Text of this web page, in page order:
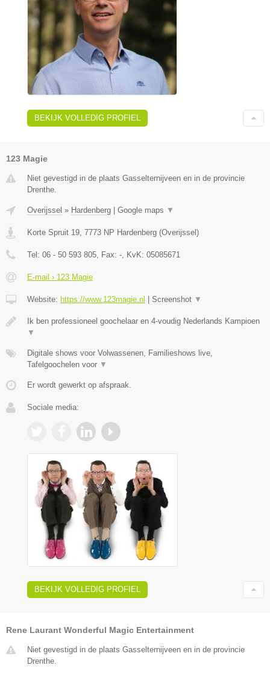
BEKIJK VOLLEDIG PROFIEL
123 Magie
Niet gevestigd in de plaats Gasselternijveen en in de provincie
Drenthe.
Overijssel » Hardenberg Google maps ▼
Korte Spruit 19, 7773 NP Hardenberg (Overijssel )
Tel: 06 - 50 593 805, Fax: -, KvK: 05085671
E-mail › 123 Magie
Website: https://www.123magie.nl Screenshot ▼
Ik ben professioneel goochelaar en 4-voudig Nederlands Kampioen
▼
Digitale shows voor Volwassenen, Familieshows live,
Tafelgoochelen voor ▼
Er wordt gewerkt op afspraak.
Sociale media:
BEKIJK VOLLEDIG PROFIEL
Rene Laurant Wonderful Magic Entertainment
Niet gevestigd in de plaats Gasselternijveen en in de provincie
Drenthe.